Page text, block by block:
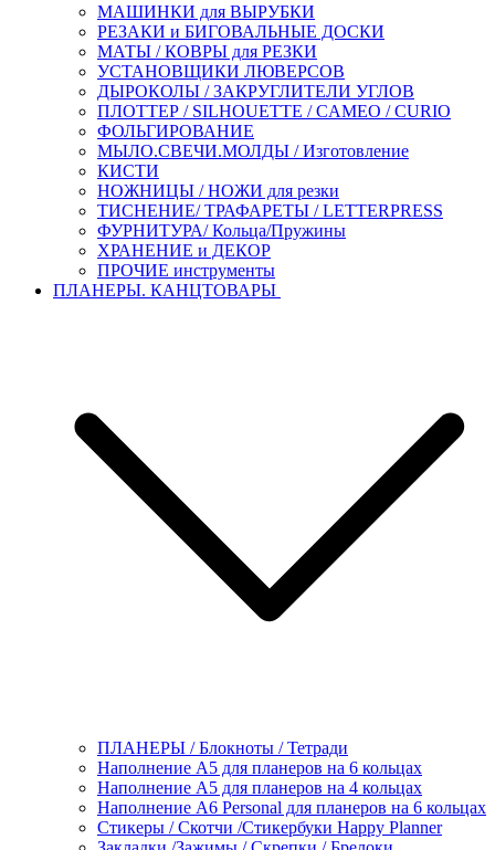
МАШИНКИ для ВЫРУБКИ
РЕЗАКИ и БИГОВАЛЬНЫЕ ДОСКИ
МАТЫ / КОВРЫ для РЕЗКИ
УСТАНОВЩИКИ ЛЮВЕРСОВ
ДЫРОКОЛЫ / ЗАКРУГЛИТЕЛИ УГЛОВ
ПЛОТТЕР / SILHOUETTE / CAMEO / CURIO
ФОЛЬГИРОВАНИЕ
МЫЛО.СВЕЧИ.МОЛДЫ / Изготовление
КИСТИ
НОЖНИЦЫ / НОЖИ для резки
ТИСНЕНИЕ/ ТРАФАРЕТЫ / LETTERPRESS
ФУРНИТУРА/ Кольца/Пружины
ХРАНЕНИЕ и ДЕКОР
ПРОЧИЕ инструменты
ПЛАНЕРЫ. КАНЦТОВАРЫ
ПЛАНЕРЫ / Блокноты / Тетради
Наполнение А5 для планеров на 6 кольцах
Наполнение А5 для планеров на 4 кольцах
Наполнение А6 Personal для планеров на 6 кольцах
Стикеры / Скотчи /Стикербуки Happy Planner